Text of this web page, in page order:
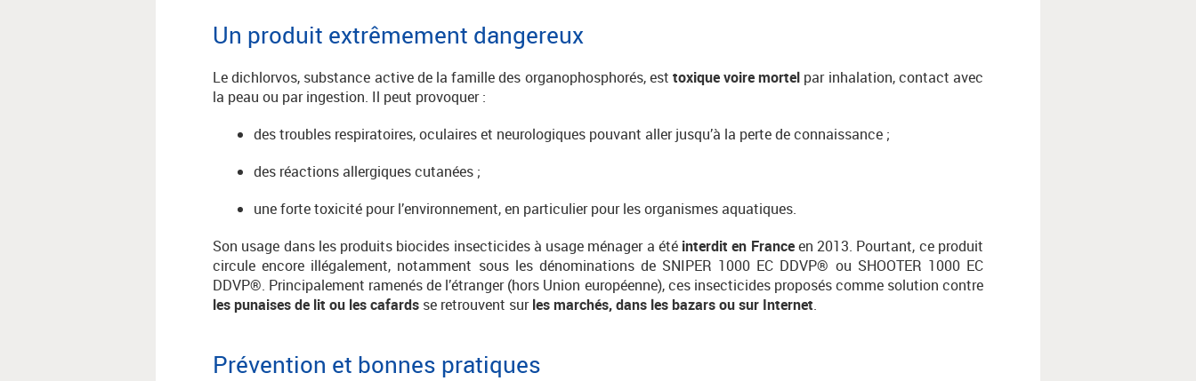
Un produit extrêmement dangereux
Le dichlorvos, substance active de la famille des organophosphorés, est toxique voire mortel par inhalation, contact avec
la peau ou par ingestion. Il peut provoquer :
des troubles respiratoires, oculaires et neurologiques pouvant aller jusqu’à la perte de connaissance ;
des réactions allergiques cutanées ;
une forte toxicité pour l’environnement, en particulier pour les organismes aquatiques.
Son usage dans les produits biocides insecticides à usage ménager a été interdit en Franceen 2013. Pourtant, ce produit
circule encore illégalement, notamment sous les dénominations de SNIPER 1000 EC DDVP® ou SHOOTER 1000 EC
DDVP®. Principalement ramenés de l’étranger (hors Union européenne), ces insecticides proposés comme solution contre
les punaises de lit ou les cafards se retrouvent surles marchés, dans les bazars ou sur Internet.
Prévention et bonnes pratiques